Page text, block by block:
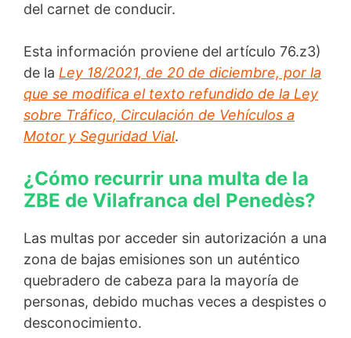
del carnet de conducir.
Esta información proviene del artículo 76.z3)
de la Ley 18/2021, de 20 de diciembre, por la
que se modifica el texto refundido de la Ley
sobre Tráfico, Circulación de Vehículos a
Motor y Seguridad Vial.
¿Cómo recurrir una multa de la
ZBE de Vilafranca del Penedès?
Las multas por acceder sin autorización a una
zona de bajas emisiones son un auténtico
quebradero de cabeza para la mayoría de
personas, debido muchas veces a despistes o
desconocimiento.